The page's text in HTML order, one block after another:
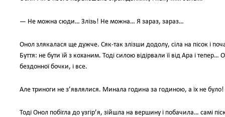
— Не можна сюди… Злізь! Не можна… Я зараз, зараз…
Онол злякалася ще дужче. Сяк-так злізши додолу, сіла на пісок і
Буття: не бути їй з коханим. Тоді силою відірвали її від Ара і тепер…
бездонної бочки, і все.
Але триноги не з’являлися. Минала година за годиною, а їх не було!
Тоді Онол побігла до узгір’я, зійшла на вершину і побачила… самі